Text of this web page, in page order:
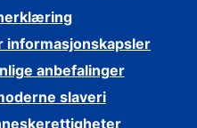
informasjonskapsler
anbefalinger
slaveri